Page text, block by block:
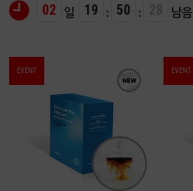
02 일 19 : 50 : 남음
EVENT EVENT